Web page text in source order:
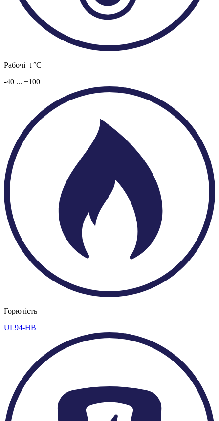
Рабочі t °C
-40 ... +100
Горючість
UL94-HB